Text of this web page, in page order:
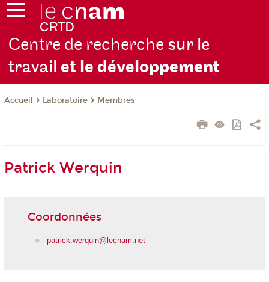
Centre de recherche sur le
travailet le développement
Accueil Laboratoire Membres
Patrick Werquin
Coordonnées
patrick.werquin@lecnam.net